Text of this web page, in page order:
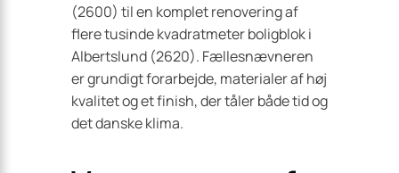
(2600) til en komplet renovering af
flere tusinde kvadratmeter boligblok i
Albertslund (2620). Fællesnævneren
er grundigt forarbejde, materialer af høj
kvalitet og et finish, der tåler både tid og
det danske klima.